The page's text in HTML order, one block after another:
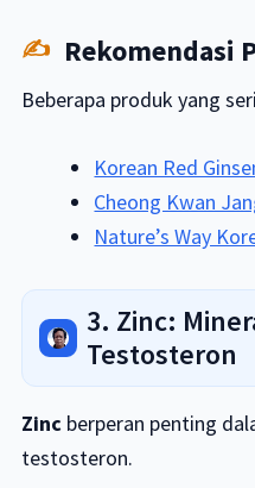
Rekomendasi
Beberapa produk yang
Korean Red
Cheong Kwan
Nature’s Way
3. Zinc:
Testosteron
Zincberperan penting
testosteron.